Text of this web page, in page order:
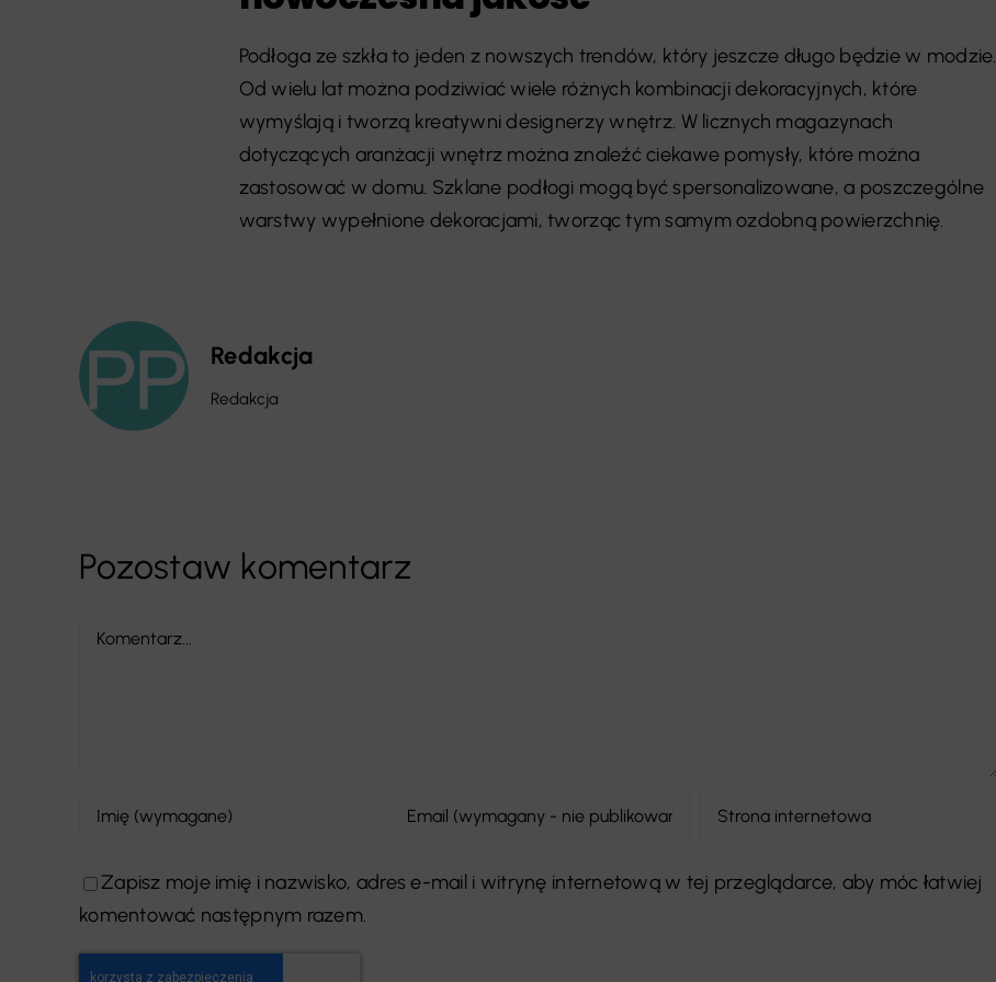
Podłoga ze szkła to jeden z nowszych trendów, który jeszcze długo będzie w modzie.
Od wielu lat można podziwiać wiele różnych kombinacji dekoracyjnych, które
wymyślają i tworzą kreatywni designerzy wnętrz. W licznych magazynach
dotyczących aranżacji wnętrz można znaleźć ciekawe pomysły, które można
zastosować w domu. Szklane podłogi mogą być spersonalizowane, a poszczególne
warstwy wypełnione dekoracjami, tworząc tym samym ozdobną powierzchnię.
Redakcja
Redakcja
Pozostaw komentarz
Comment
Zapisz moje imię i nazwisko, adres e-mail i witrynę internetową w tej przeglądarce, aby móc łatwiej
komentować następnym razem.